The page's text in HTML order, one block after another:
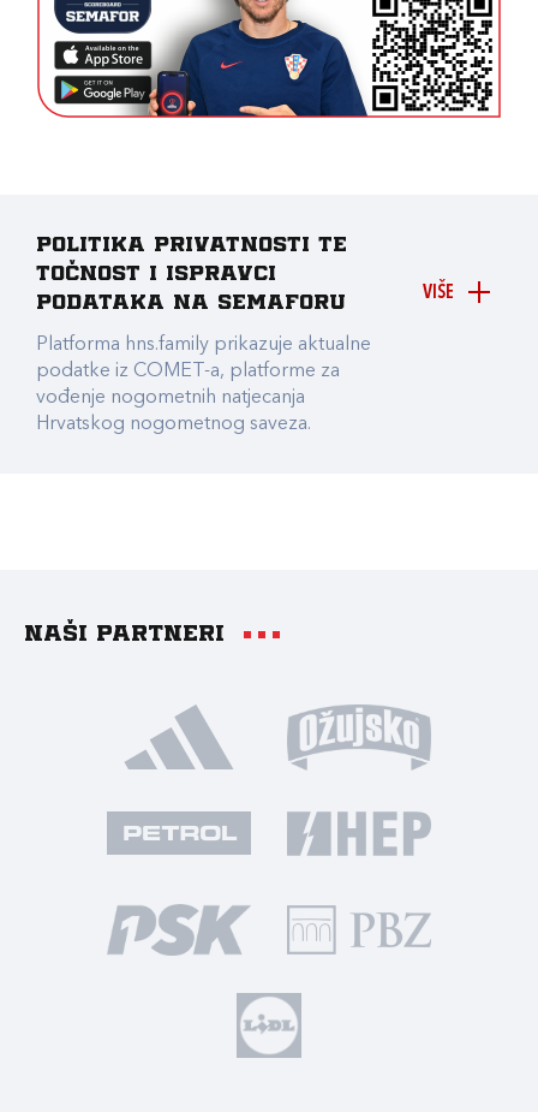
VIŠE
Politika privatnosti te
točnost i ispravci
podataka na Semaforu
Platforma hns.family prikazuje aktualne
podatke iz COMET-a, platforme za
vođenje nogometnih natjecanja
Hrvatskog nogometnog saveza.
Naši partneri